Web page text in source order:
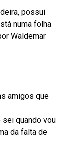
possui
numa folha
Waldemar
amigos que
sei quando vou
da falta de